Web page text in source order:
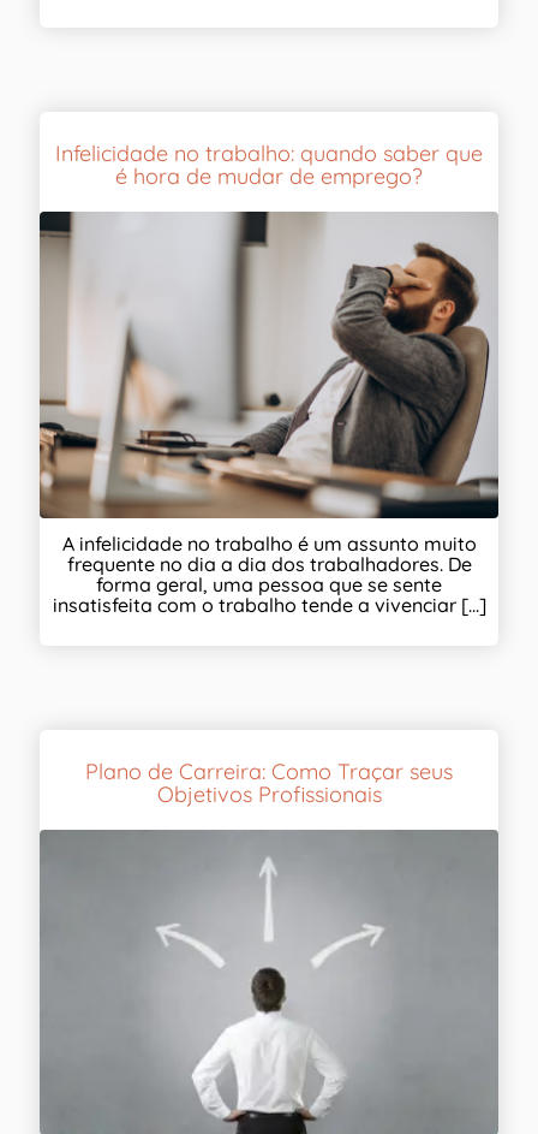
Infelicidade no trabalho: quando saber que
é hora de mudar de emprego?
A infelicidade no trabalho é um assunto muito
frequente no dia a dia dos trabalhadores. De
forma geral, uma pessoa que se sente
insatisfeita com o trabalho tende a vivenciar [...]
Plano de Carreira: Como Traçar seus
Objetivos Profissionais